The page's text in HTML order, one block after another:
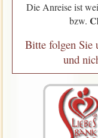
Die Anreise ist
bzw.
Bitte folgen Sie
und